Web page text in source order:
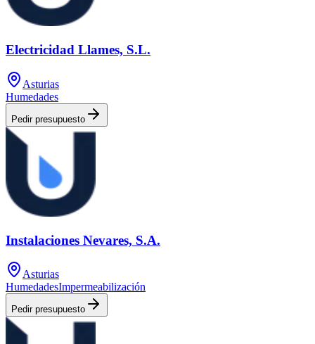
Electricidad Llames, S.L.
Asturias
Humedades
Pedir presupuesto
Instalaciones Nevares, S.A.
Asturias
HumedadesImpermeabilización
Pedir presupuesto